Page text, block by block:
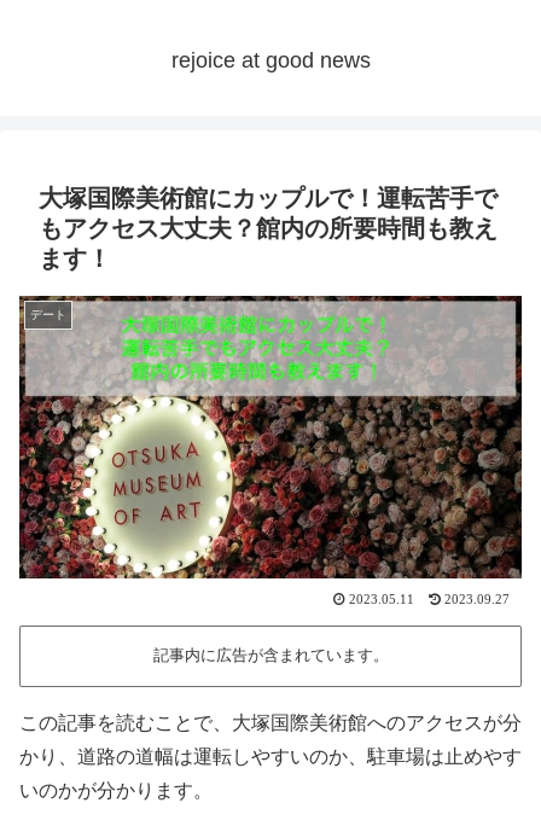
rejoice at good news
大塚国際美術館にカップルで！運転苦手で
もアクセス大丈夫？館内の所要時間も教え
ます！
デート
2023.05.11 2023.09.27
記事内に広告が含まれています。
この記事を読むことで、大塚国際美術館へのアクセスが分
かり、道路の道幅は運転しやすいのか、駐車場は止めやす
いのかが分かります。